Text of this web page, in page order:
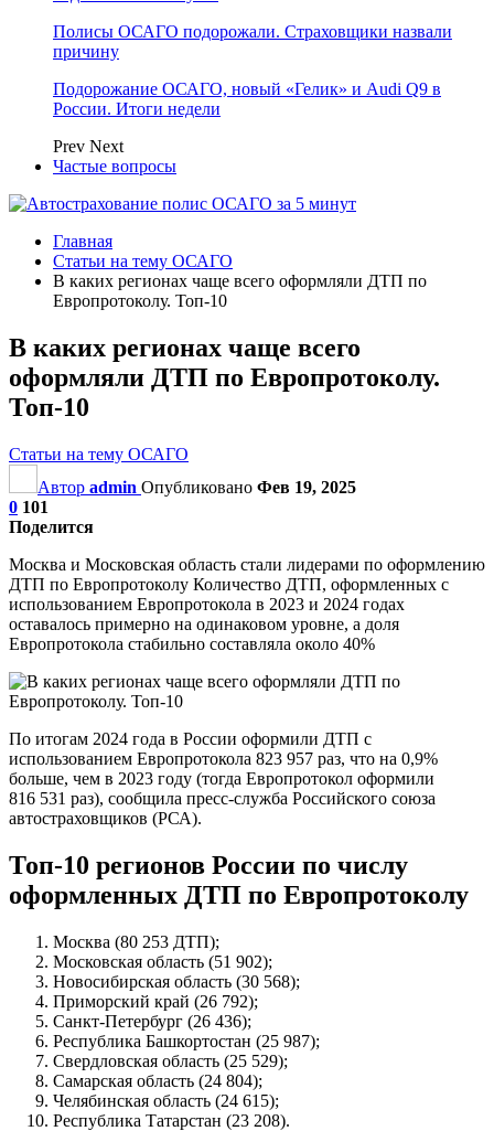
Полисы ОСАГО подорожали. Страховщики назвали
причину
Подорожание ОСАГО, новый «Гелик» и Audi Q9 в
России. Итоги недели
Prev Next
Частые вопросы
Главная
Статьи на тему ОСАГО
В каких регионах чаще всего оформляли ДТП по
Европротоколу. Топ-10
В каких регионах чаще всего
оформляли ДТП по Европротоколу.
Топ-10
Статьи на тему ОСАГО
Автор admin Опубликовано Фев 19, 2025
0 101
Поделится
Москва и Московская область стали лидерами по оформлению
ДТП по Европротоколу Количество ДТП, оформленных с
использованием Европротокола в 2023 и 2024 годах
оставалось примерно на одинаковом уровне, а доля
Европротокола стабильно составляла около 40%
По итогам 2024 года в России оформили ДТП с
использованием Европротокола 823 957 раз, что на 0,9%
больше, чем в 2023 году (тогда Европротокол оформили
816 531 раз), сообщила пресс-служба Российского союза
автостраховщиков (РСА).
Топ-10 регионов России по числу
оформленных ДТП по Европротоколу
Москва (80 253 ДТП);
Московская область (51 902);
Новосибирская область (30 568);
Приморский край (26 792);
Санкт-Петербург (26 436);
Республика Башкортостан (25 987);
Свердловская область (25 529);
Самарская область (24 804);
Челябинская область (24 615);
Республика Татарстан (23 208).